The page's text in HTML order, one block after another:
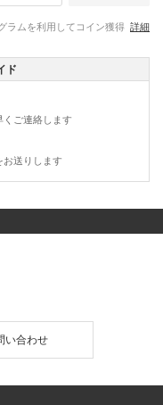
ラムを利用してコイン獲得 詳細
ド
ご連絡します
お送りします
い合わせ